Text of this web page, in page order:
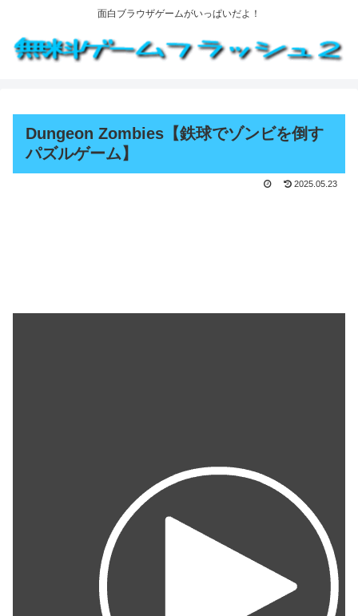
面白ブラウザゲームがいっぱいだよ！
Dungeon Zombies【鉄球でゾンビを倒す
パズルゲーム】
2025.05.23